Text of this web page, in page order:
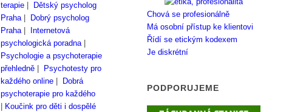
terapie
Dětský psycholog
Praha|
Dobrý psycholog
Praha|
Internetová
psychologická poradna|
Psychologie a psychoterapie
přehledně
Psychotesty pro
každého online
Dobrá
psychoterapie pro každého
Koučink pro děti i dospělé
Chová se profesionálně
Má osobní přístup ke klientovi
Řídí se etickým kodexem
Je diskrétní
PODPORUJEME